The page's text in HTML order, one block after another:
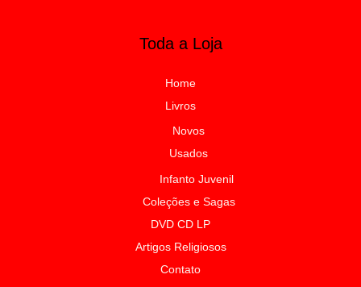
Toda a Loja
Home
Livros
Novos
Usados
Infanto Juvenil
Coleções e Sagas
DVD CD LP
Artigos Religiosos
Contato